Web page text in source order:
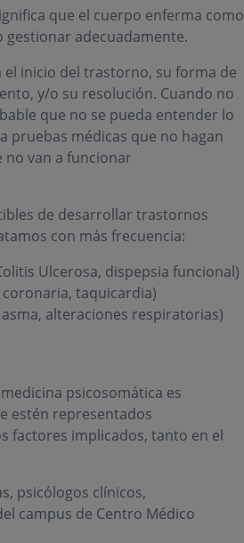
que el cuerpo enferma como
adecuadamente.
inicio del trastorno, su forma de
y/o su resolución. Cuando no
que no se pueda entender lo
pruebas médicas que no hagan
van a funcionar
de desarrollar trastornos
con más frecuencia:
Ulcerosa, dispepsia funcional)
taquicardia)
alteraciones respiratorias)
psicosomática es
estén representados
factores implicados, tanto en el
psicólogos clínicos,
campus de Centro Médico